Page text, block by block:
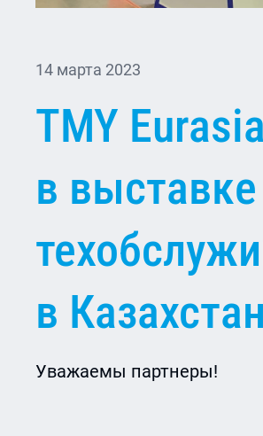
14 марта 2023
TMY
в
в
Уважаемы партнеры!